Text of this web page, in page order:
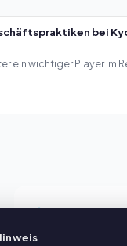
bei
ein wichtiger Player im
SERVICE